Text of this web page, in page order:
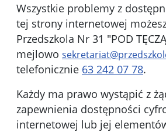
Wszystkie problemy z
tej strony internetowej
Przedszkola Nr 31 "POD
mejlowo
telefonicznie 63 242 07 78.
Każdy ma prawo wystąpić z
zapewnienia dostępności
internetowej lub jej